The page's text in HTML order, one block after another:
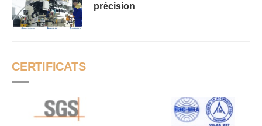
précision
CERTIFICATS